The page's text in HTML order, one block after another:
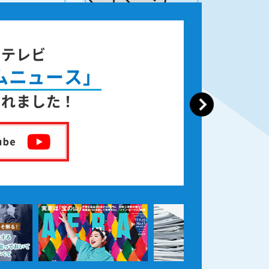
レビ
ュース」
ました！